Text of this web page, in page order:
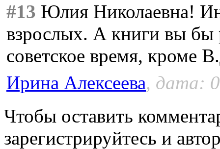
#13 Юлия Николаевна!
взрослых. А книги вы бы
советское время, кроме
Ирина Алексеева, дата:
Чтобы оставить
зарегистрируйтесь и